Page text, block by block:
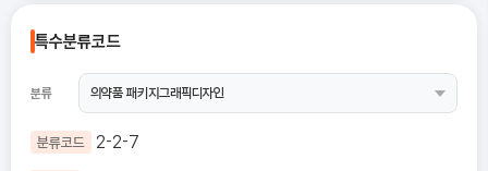
특수분류코드
분류
분류코드 2-2-7